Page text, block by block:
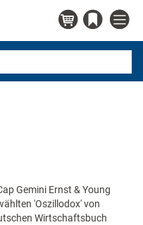
Gemini Ernst & Young
'Oszillodox' von
Wirtschaftsbuch